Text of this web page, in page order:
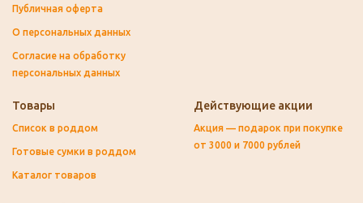
Публичная оферта
О персональных данных
Согласие на обработку
персональных данных
Товары
Список в роддом
Готовые сумки в роддом
Каталог товаров
Действующие акции
Акция — подарок при покупке
от 3000 и 7000 рублей